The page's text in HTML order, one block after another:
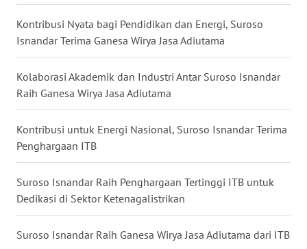
Kontribusi Nyata bagi Pendidikan dan Energi, Suroso
Isnandar Terima Ganesa Wirya Jasa Adiutama
Kolaborasi Akademik dan Industri Antar Suroso Isnandar
Raih Ganesa Wirya Jasa Adiutama
Kontribusi untuk Energi Nasional, Suroso Isnandar Terima
Penghargaan ITB
Suroso Isnandar Raih Penghargaan Tertinggi ITB untuk
Dedikasi di Sektor Ketenagalistrikan
Suroso Isnandar Raih Ganesa Wirya Jasa Adiutama dari ITB
WN
GORONTALO
SULUT
MALUKU
MALUT
DAIRI